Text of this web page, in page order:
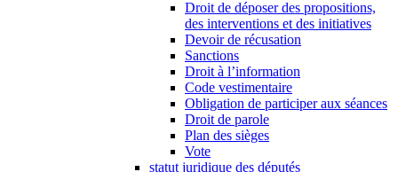
Droit de déposer des propositions,
des interventions et des initiatives
Devoir de récusation
Sanctions
Droit à l’information
Code vestimentaire
Obligation de participer aux séances
Droit de parole
Plan des sièges
Vote
statut juridique des députés